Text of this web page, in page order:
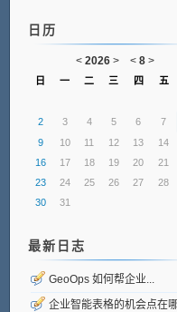
日历
< 2026 > < 8 >
日 一 二 三 四 五
2
3 4 5 6 7
9
10 11 12 13 14
16
17 18 19 20 21
23
24 25 26 27 28
30
31
最新日志
GeoOps 如何帮企业...
企业智能表格的机会点在哪